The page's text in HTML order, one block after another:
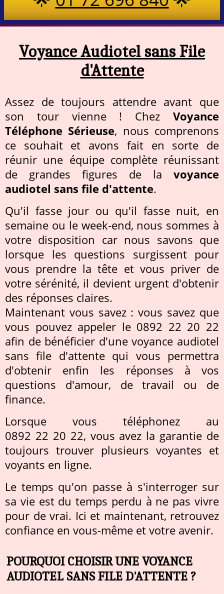
Voyance Audiotel sans File
d'Attente
Assez de toujours attendre avant que
son tour vienne ! Chez Voyance
Téléphone Sérieuse, nous comprenons
ce souhait et avons fait en sorte de
réunir une équipe complète réunissant
de grandes figures de la voyance
audiotel sans file d'attente.
Qu'il fasse jour ou qu'il fasse nuit, en
semaine ou le week-end, nous sommes à
votre disposition car nous savons que
lorsque les questions surgissent pour
vous prendre la tête et vous priver de
votre sérénité, il devient urgent d'obtenir
des réponses claires.
Maintenant vous savez : vous savez que
vous pouvez appeler le 0892 22 20 22
afin de bénéficier d'une voyance audiotel
sans file d'attente qui vous permettra
d'obtenir enfin les réponses à vos
questions d'amour, de travail ou de
finance.
Lorsque vous téléphonez au
0892 22 20 22, vous avez la garantie de
toujours trouver plusieurs voyantes et
voyants en ligne.
Le temps qu'on passe à s'interroger sur
sa vie est du temps perdu à ne pas vivre
pour de vrai. Ici et maintenant, retrouvez
confiance en vous-même et votre avenir.
POURQUOI CHOISIR UNE VOYANCE
AUDIOTEL SANS FILE D'ATTENTE ?